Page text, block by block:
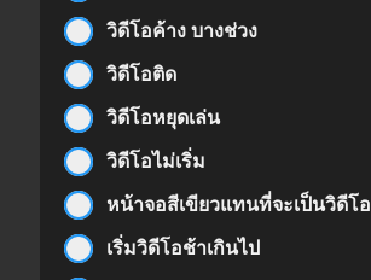
วิดีโอค้าง บางช่วง
วิดีโอติด
วิดีโอหยุดเล่น
วิดีโอไม่เริ่ม
หน้าจอสีเขียวแทนที่จะเป็นวิดีโอ
เริ่มวิดีโอช้าเกินไป